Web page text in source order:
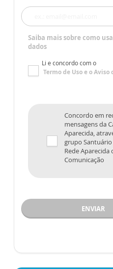
Saiba mais sobre como
dados
Li e concordo com o
Termo de Usoe oAviso
Concordo em
mensagens da
Aparecida,
grupo
Rede Aparecida
Comunicação
ENVIAR